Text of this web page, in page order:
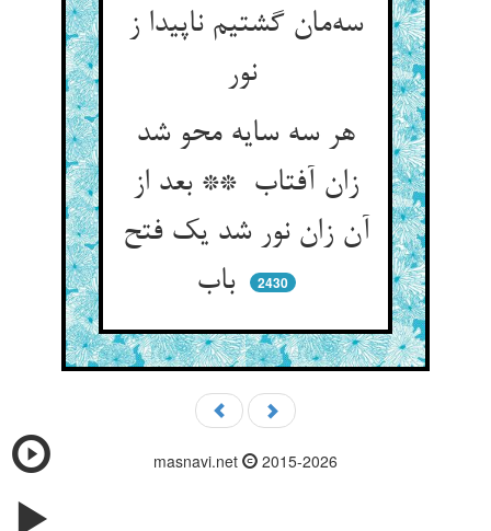
سه‌مان گشتیم ناپیدا ز
نور
هر سه سایه محو شد
زان آفتاب ** بعد از
آن زان نور شد یک فتح
باب
2430
masnavi.net 2015-2026